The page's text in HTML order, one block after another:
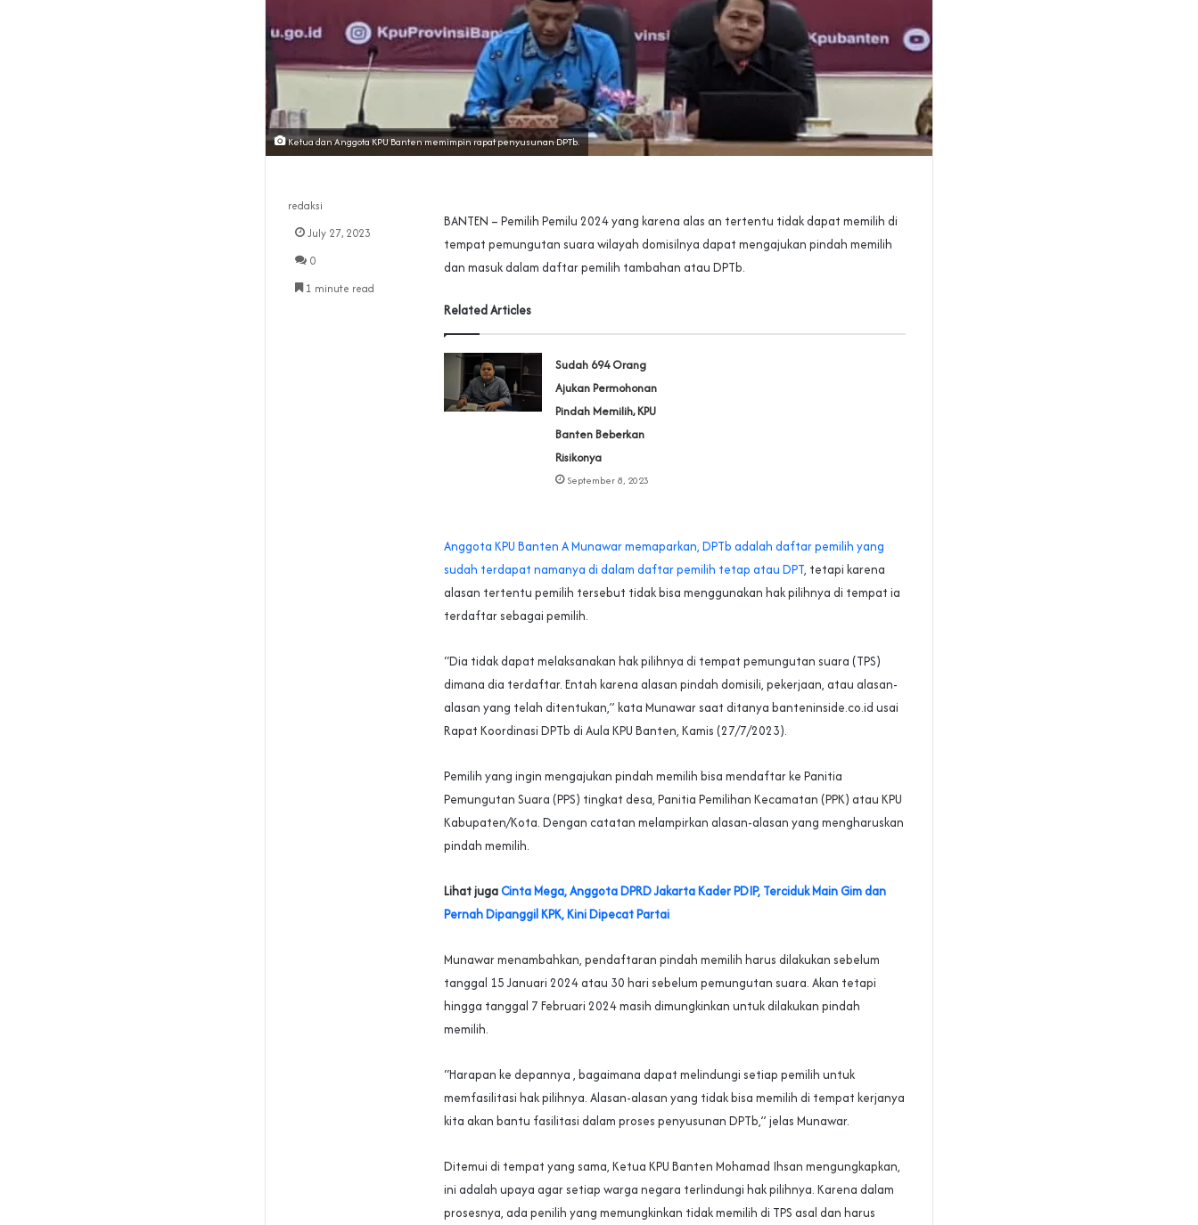
Ketua dan Anggota KPU Banten memimpin rapat penyusunan DPTb.
BANTEN – Pemilih Pemilu 2024 yang karena alas an tertentu tidak dapat memilih di
tempat pemungutan suara wilayah domisilnya dapat mengajukan pindah memilih
dan masuk dalam daftar pemilih tambahan atau DPTb.
Related Articles
Sudah 694 Orang
Ajukan Permohonan
Pindah Memilih, KPU
Banten Beberkan
Risikonya
September 8, 2023
Anggota KPU Banten A Munawar memaparkan, DPTb adalah daftar pemilih yang
sudah terdapat namanya di dalam daftar pemilih tetap atau DPT, tetapi karena
alasan tertentu pemilih tersebut tidak bisa menggunakan hak pilihnya di tempat ia
terdaftar sebagai pemilih.
“Dia tidak dapat melaksanakan hak pilihnya di tempat pemungutan suara (TPS)
dimana dia terdaftar. Entah karena alasan pindah domisili, pekerjaan, atau alasan-
alasan yang telah ditentukan,” kata Munawar saat ditanya banteninside.co.id usai
Rapat Koordinasi DPTb di Aula KPU Banten, Kamis (27/7/2023).
Pemilih yang ingin mengajukan pindah memilih bisa mendaftar ke Panitia
Pemungutan Suara (PPS) tingkat desa, Panitia Pemilihan Kecamatan (PPK) atau KPU
Kabupaten/Kota. Dengan catatan melampirkan alasan-alasan yang mengharuskan
pindah memilih.
Lihat jugaCinta Mega, Anggota DPRD Jakarta Kader PDIP, Terciduk Main Gim dan
Pernah Dipanggil KPK, Kini Dipecat Partai
Munawar menambahkan, pendaftaran pindah memilih harus dilakukan sebelum
tanggal 15 Januari 2024 atau 30 hari sebelum pemungutan suara. Akan tetapi
hingga tanggal 7 Februari 2024 masih dimungkinkan untuk dilakukan pindah
memilih.
“Harapan ke depannya , bagaimana dapat melindungi setiap pemilih untuk
memfasilitasi hak pilihnya. Alasan-alasan yang tidak bisa memilih di tempat kerjanya
kita akan bantu fasilitasi dalam proses penyusunan DPTb,” jelas Munawar.
Ditemui di tempat yang sama, Ketua KPU Banten Mohamad Ihsan mengungkapkan,
ini adalah upaya agar setiap warga negara terlindungi hak pilihnya. Karena dalam
prosesnya, ada penilih yang memungkinkan tidak memilih di TPS asal dan harus
redaksi
July 27, 2023
0
1 minute read